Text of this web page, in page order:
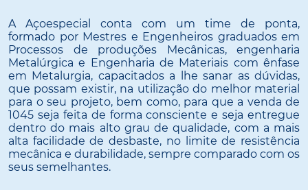
A Açoespecial conta com um time de ponta,
formado por Mestres e Engenheiros graduados em
Processos de produções Mecânicas, engenharia
Metalúrgica e Engenharia de Materiais com ênfase
em Metalurgia, capacitados a lhe sanar as dúvidas,
que possam existir, na utilização do melhor material
para o seu projeto, bem como, para que a venda de
1045 seja feita de forma consciente e seja entregue
dentro do mais alto grau de qualidade, com a mais
alta facilidade de desbaste, no limite de resistência
mecânica e durabilidade, sempre comparado com os
seus semelhantes.